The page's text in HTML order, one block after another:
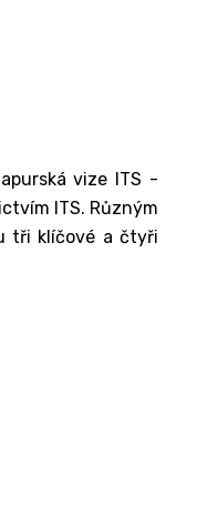
vize ITS -
ITS. Různým
tři klíčové a čtyři